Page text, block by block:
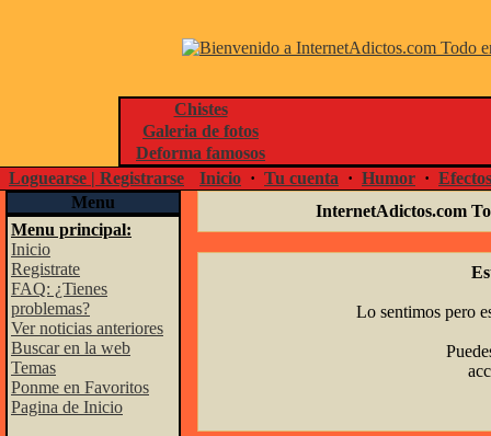
Chistes
Galeria de fotos
Deforma famosos
Loguearse | Registrarse
Inicio · Tu cuenta · Humor ·
Menu
Menu principal:
Inicio
Registrate
FAQ: ¿Tienes
problemas?
Ver noticias anteriores
Buscar en la web
Temas
Ponme en Favoritos
Pagina de Inicio
InternetAdictos.com
Lo sentimos pero